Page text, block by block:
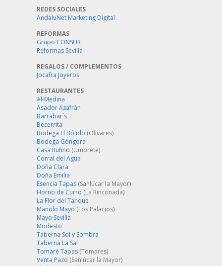
REDES SOCIALES
AndaluNet Marketing Digital
REFORMAS
Grupo CONSUR
Reformas Sevilla
REGALOS / COMPLEMENTOS
Jocafra Joyeros
RESTAURANTES
Al-Medina
Asador Azafrán
Barrabar´s
Becerrita
Bodega El Bólido (Olivares)
Bodega Góngora
Casa Rufino (Umbrete)
Corral del Agua
Doña Clara
Doña Emilia
Esencia Tapas (Sanlúcar la Mayor)
Horno de Curro (La Rinconada)
La Flor del Tanque
Manolo Mayo (Los Palacios)
Mayo Sevilla
Modesto
Taberna Sol y Sombra
Taberna La Sal
Tomaré Tapas (Tomares)
Venta Pazo (Sanlúcar la Mayor)